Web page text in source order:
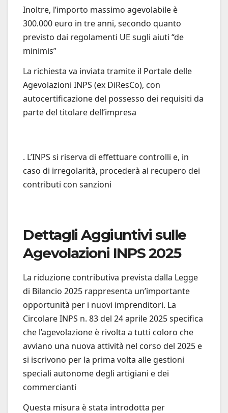
Inoltre, l’importo massimo agevolabile è
300.000 euro in tre anni, secondo quanto
previsto dai regolamenti UE sugli aiuti “de
minimis”
La richiesta va inviata tramite il Portale delle
Agevolazioni INPS (ex DiResCo), con
autocertificazione del possesso dei requisiti da
parte del titolare dell’impresa
. L’INPS si riserva di effettuare controlli e, in
caso di irregolarità, procederà al recupero dei
contributi con sanzioni
Dettagli Aggiuntivi sulle
Agevolazioni INPS 2025
La riduzione contributiva prevista dalla Legge
di Bilancio 2025 rappresenta un’importante
opportunità per i nuovi imprenditori. La
Circolare INPS n. 83 del 24 aprile 2025 specifica
che l’agevolazione è rivolta a tutti coloro che
avviano una nuova attività nel corso del 2025 e
si iscrivono per la prima volta alle gestioni
speciali autonome degli artigiani e dei
commercianti
Questa misura è stata introdotta per